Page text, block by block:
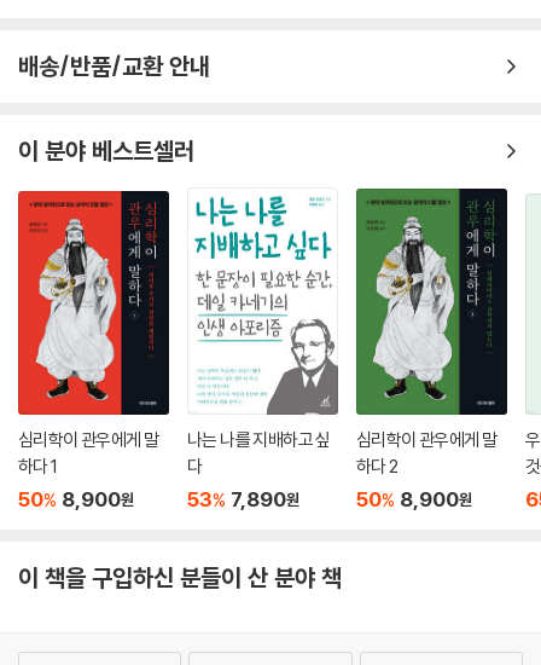
배송/반품/교환 안내
이 분야 베스트셀러
심리학이 관우에게 말
하다 1
50% 8,900원
나는 나를 지배하고 싶
다
53% 7,890원
심리학이 관우에게 말
하다 2
50% 8,900원
이 책을 구입하신 분들이 산 분야 책